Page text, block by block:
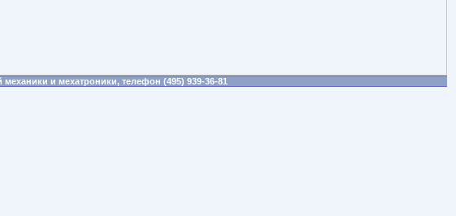
и мехатроники, телефон (495) 939-36-81